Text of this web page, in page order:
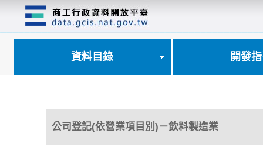
資料目錄 開發
公司登記(依營業項目別)－飲料製造業